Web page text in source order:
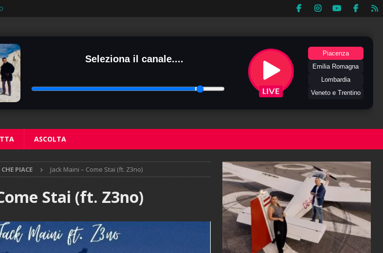
Seleziona il canale....
Piacenza
Emilia Romagna
Lombardia
Veneto e Trentino
ASCOLTA
PIACE Jack Maini – Come Stai (ft. Z3no)
Stai (ft. Z3no)